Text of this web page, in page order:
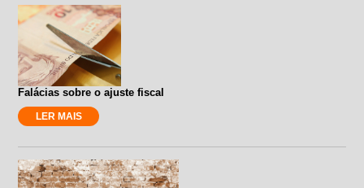
Falácias sobre o ajuste fiscal
LER MAIS